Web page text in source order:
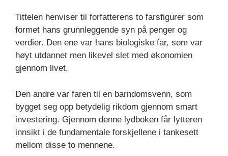
Tittelen henviser til forfatterens to farsfigurer som
formet hans grunnleggende syn på penger og
verdier. Den ene var hans biologiske far, som var
høyt utdannet men likevel slet med økonomien
gjennom livet.
Den andre var faren til en barndomsvenn, som
bygget seg opp betydelig rikdom gjennom smart
investering. Gjennom denne lydboken får lytteren
innsikt i de fundamentale forskjellene i tankesett
mellom disse to mennene.